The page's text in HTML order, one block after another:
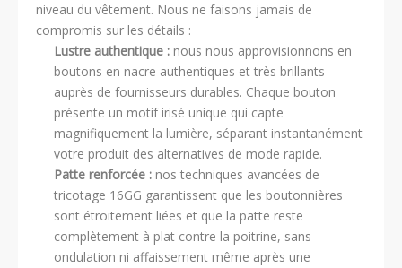
niveau du vêtement. Nous ne faisons jamais de
compromis sur les détails :
Lustre authentique : nous nous approvisionnons en
boutons en nacre authentiques et très brillants
auprès de fournisseurs durables. Chaque bouton
présente un motif irisé unique qui capte
magnifiquement la lumière, séparant instantanément
votre produit des alternatives de mode rapide.
Patte renforcée : nos techniques avancées de
tricotage 16GG garantissent que les boutonnières
sont étroitement liées et que la patte reste
complètement à plat contre la poitrine, sans
ondulation ni affaissement même après une